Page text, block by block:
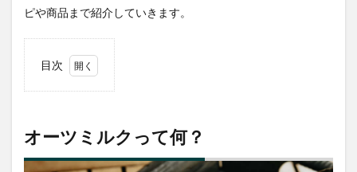
ピや商品まで紹介していきます。
目次
何？
オーツミルクって何？